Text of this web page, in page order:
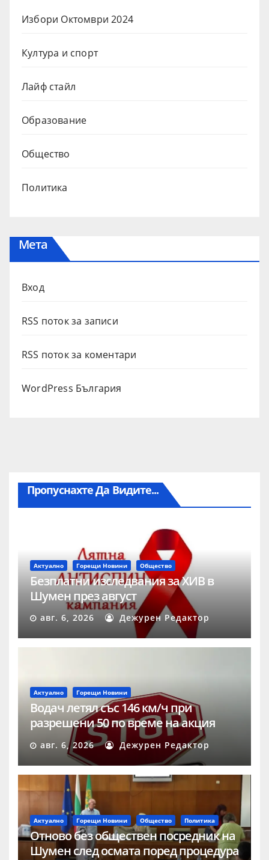
Избори Октомври 2024
Култура и спорт
Лайф стайл
Образование
Общество
Политика
Мета
Вход
RSS поток за записи
RSS поток за коментари
WordPress България
Пропуснахте Да Видите...
Актуално Горещи Новини Общество
Безплатни изследвания за ХИВ в
Шумен през август
авг. 6, 2026 Дежурен Редактор
Актуално Горещи Новини
Водач летял със 146 км/ч при
разрешени 50 по време на акция
„Скорост“ в Шумен
авг. 6, 2026 Дежурен Редактор
Актуално Горещи Новини Общество Политика
Отново без обществен посредник на
Шумен след осмата поред процедура